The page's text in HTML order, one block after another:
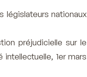
législateurs nationaux
préjudicielle sur le
1er mars